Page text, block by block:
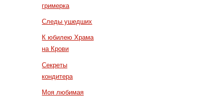
гримерка
Следы ушедших
К юбилею Храма
на Крови
Секреты
кондитера
Моя любимая